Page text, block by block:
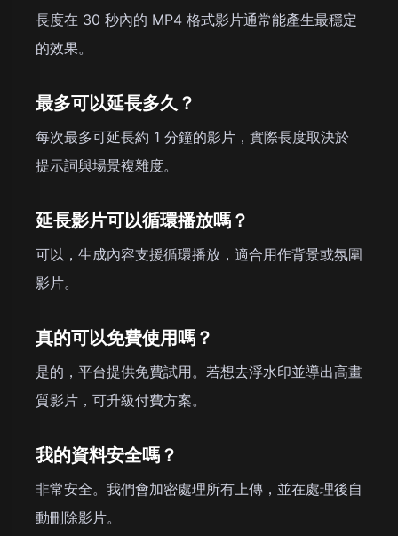
長度在 30 秒內的 MP4 格式影片通常能產生最穩定
的效果。
最多可以延長多久？
每次最多可延長約 1 分鐘的影片，實際長度取決於
提示詞與場景複雜度。
延長影片可以循環播放嗎？
可以，生成內容支援循環播放，適合用作背景或氛圍
影片。
真的可以免費使用嗎？
是的，平台提供免費試用。若想去浮水印並導出高畫
質影片，可升級付費方案。
我的資料安全嗎？
非常安全。我們會加密處理所有上傳，並在處理後自
動刪除影片。